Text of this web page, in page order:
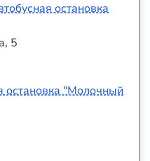
остановка
5
остановка "Молочный